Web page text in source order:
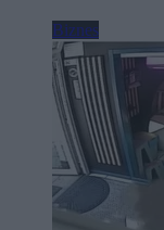
Biznes